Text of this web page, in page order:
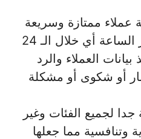
عملاء ممتازة وسريعة
تعمل على مدار الساعة أي خلال الـ 24
العملاء والرد
أو شكوى أو مشكلة
جدا لجميع الفئات وغير
وتنافسية مما جعلها